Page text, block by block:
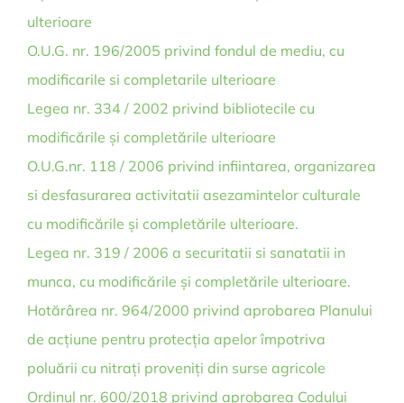
ulterioare
O.U.G. nr. 196/2005 privind fondul de mediu, cu
modificarile si completarile ulterioare
Legea nr. 334 / 2002 privind bibliotecile cu
modificările și completările ulterioare
O.U.G.nr. 118 / 2006 privind infiintarea, organizarea
si desfasurarea activitatii asezamintelor culturale
cu modificările și completările ulterioare.
Legea nr. 319 / 2006 a securitatii si sanatatii in
munca, cu modificările și completările ulterioare.
Hotărârea nr. 964/2000 privind aprobarea Planului
de acțiune pentru protecția apelor împotriva
poluării cu nitrați proveniți din surse agricole
Ordinul nr. 600/2018 privind aprobarea Codului